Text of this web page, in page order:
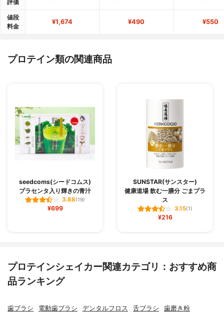
評価
値段
料金
¥1,674 ¥490 ¥550
プロテイン類の関連商品
seedcoms(シードコムス)
プラセンタ入り輝きの青汁
3.88(19)
¥699
SUNSTAR(サンスター)
健康道場 飲む一膳分 ごまプラ
ス
3.15(1)
¥216
プロテインシェイカー関連カテゴリ：おすすめ商
品ランキング
歯ブラシ 電動歯ブラシ デンタルフロス 舌ブラシ 歯磨き粉